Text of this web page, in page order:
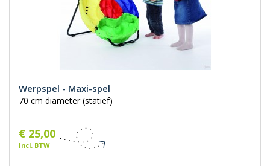
Werpspel - Maxi-spel
70 cm diameter (statief)
€ 25,00
Incl. BTW